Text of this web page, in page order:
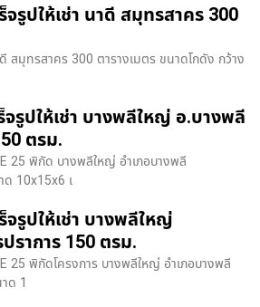
จรูปให้เช่า นาดี สมุทรสาคร 300
ดี สมุทรสาคร 300 ตารางเมตร ขนาดโกดัง กว้าง
จรูปให้เช่า บางพลีใหญ่ อ.บางพลี
ตรม.
25 พิกัด บางพลีใหญ่ อำเภอบางพลี
ด 10x15x6 เ
จรูปให้เช่า บางพลีใหญ่
ราการ 150 ตรม.
25 พิกัดโครงการ บางพลีใหญ่ อำเภอบางพลี
ด 1